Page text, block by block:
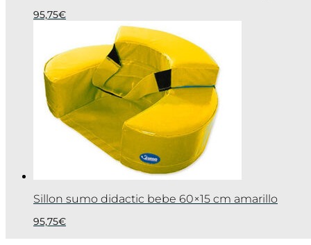
95,75€
Sillon sumo didactic bebe 60×15 cm amarillo
95,75€